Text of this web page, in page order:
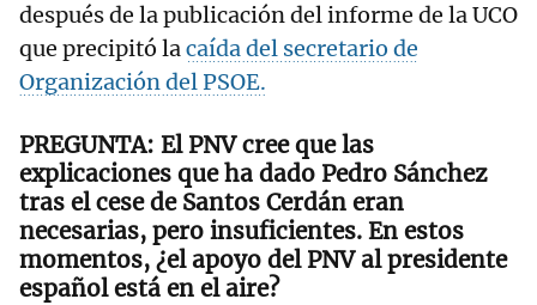
después de la publicación del informe de la UCO
que precipitó lacaída del secretario de
Organización del PSOE.
El PNV cree que las
explicaciones que ha dado Pedro Sánchez
tras el cese de Santos Cerdán eran
necesarias, pero insuficientes. En estos
momentos, ¿el apoyo del PNV al presidente
español está en el aire?